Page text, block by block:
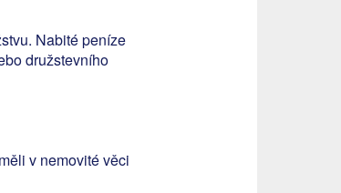
Nabité peníze
družstevního
v nemovité věci